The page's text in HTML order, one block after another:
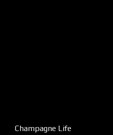
Champagne Life